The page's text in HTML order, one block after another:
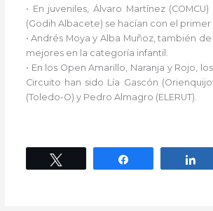
• En juveniles, Álvaro Martínez
(Godih Albacete) se hacían con el primer
• Andrés Moya y Alba Muñoz, también de
mejores en la categoría infantil.
• En los Open Amarillo, Naranja y Rojo,
Circuito han sido Lía Gascón
(Toledo-O) y Pedro Almagro (ELERUT).